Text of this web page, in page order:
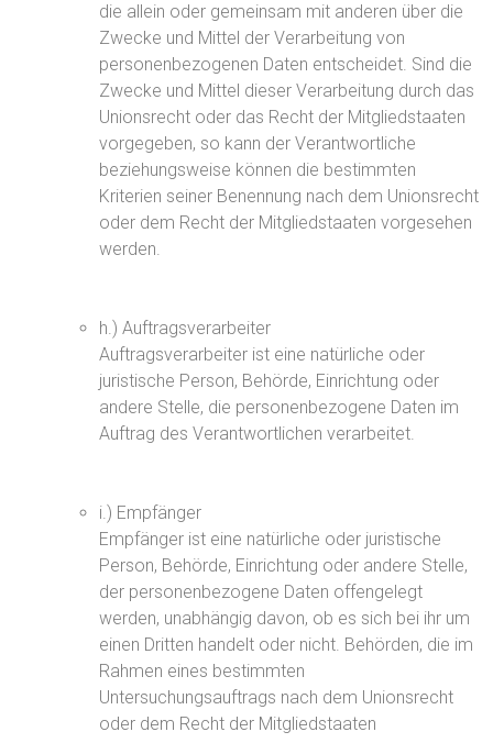
die allein oder gemeinsam mit anderen über die
Zwecke und Mittel der Verarbeitung von
personenbezogenen Daten entscheidet. Sind die
Zwecke und Mittel dieser Verarbeitung durch das
Unionsrecht oder das Recht der Mitgliedstaaten
vorgegeben, so kann der Verantwortliche
beziehungsweise können die bestimmten
Kriterien seiner Benennung nach dem Unionsrecht
oder dem Recht der Mitgliedstaaten vorgesehen
werden.
h.) Auftragsverarbeiter
Auftragsverarbeiter ist eine natürliche oder
juristische Person, Behörde, Einrichtung oder
andere Stelle, die personenbezogene Daten im
Auftrag des Verantwortlichen verarbeitet.
i.) Empfänger
Empfänger ist eine natürliche oder juristische
Person, Behörde, Einrichtung oder andere Stelle,
der personenbezogene Daten offengelegt
werden, unabhängig davon, ob es sich bei ihr um
einen Dritten handelt oder nicht. Behörden, die im
Rahmen eines bestimmten
Untersuchungsauftrags nach dem Unionsrecht
oder dem Recht der Mitgliedstaaten